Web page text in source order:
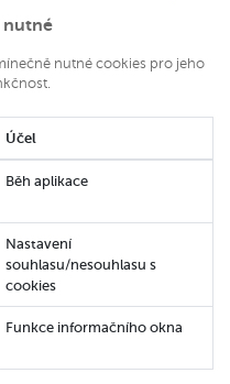
nutné
nutné cookies pro jeho
Účel
Běh aplikace
Nastavení
souhlasu/nesouhlasu s
cookies
Funkce informačního okna